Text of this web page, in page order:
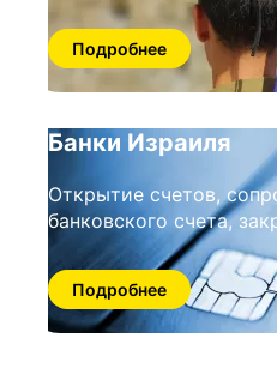
Подробнее
Банки Израиля
Открытие счетов,
банковского счета,
Подробнее